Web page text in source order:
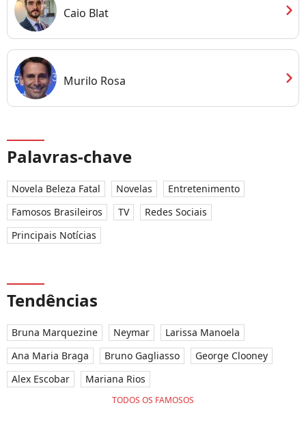
Caio Blat chevron_right
Murilo Rosa chevron_right
Palavras-chave
Novela Beleza Fatal Novelas
Entretenimento
Famosos Brasileiros
TV
Redes Sociais
Principais Notícias
Tendências
Bruna Marquezine Neymar
Larissa Manoela
Ana Maria Braga
Bruno Gagliasso
George Clooney
Alex Escobar
Mariana Rios
TODOS OS FAMOSOS